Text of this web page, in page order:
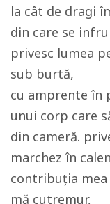
la cât de dragi
din care se
privesc lumea
sub burtă,
cu amprente în
unui corp care
din cameră.
marchez în
contribuția
mă cutremur,